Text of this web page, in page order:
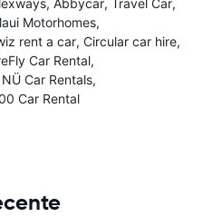
Abbycar Travel Car
Motorhomes
rent a car Circular car hire
Car Rental
NÜ Car Rentals
Car Rental